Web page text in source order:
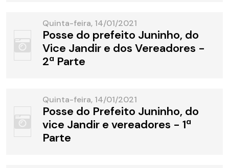
Quinta-feira, 14/01/2021
Posse do prefeito Juninho, do
Vice Jandir e dos Vereadores -
2ª Parte
Quinta-feira, 14/01/2021
Posse do Prefeito Juninho, do
vice Jandir e vereadores - 1ª
Parte